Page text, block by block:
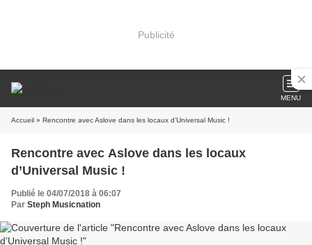
Publicité
MENU
Accueil » Rencontre avec Aslove dans les locaux d’Universal Music !
Rencontre avec Aslove dans les locaux
d’Universal Music !
Publié le 04/07/2018 à 06:07
Par Steph Musicnation